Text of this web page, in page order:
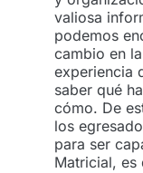
valiosa
podemos
cambio en
experiencia
saber qué
cómo. De
los
para ser
Matricial, es